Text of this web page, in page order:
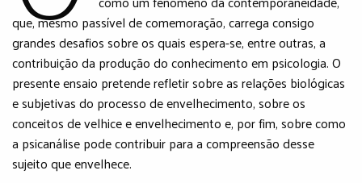
que, mesmo passível de comemoração, carrega consigo
grandes desafios sobre os quais espera-se, entre outras, a
contribuição da produção do conhecimento em psicologia. O
presente ensaio pretende refletir sobre as relações biológicas
e subjetivas do processo de envelhecimento, sobre os
conceitos de velhice e envelhecimento e, por fim, sobre como
a psicanálise pode contribuir para a compreensão desse
sujeito que envelhece.